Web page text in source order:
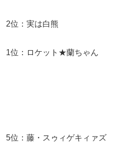
2位：実は白熊
1位：ロケット★蘭ちゃん
5位：藤・スゥィゲキィァズ